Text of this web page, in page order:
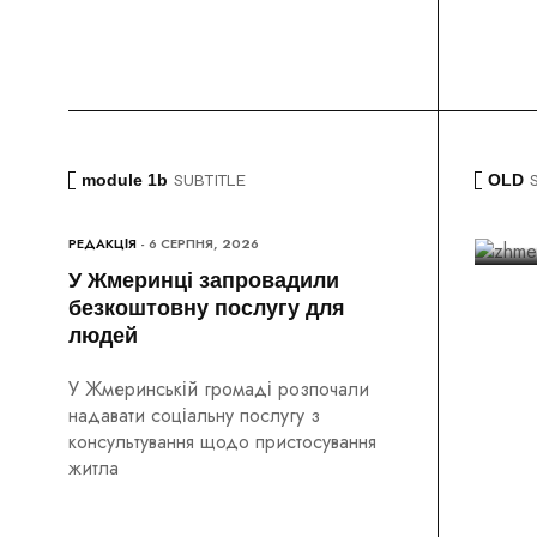
module 1b SUBTITLE
РЕДАКЦІЯ - 6 СЕРПНЯ, 2026
У Жмеринці запровадили
безкоштовну послугу для
людей
У Жмеринській громаді розпочали
надавати соціальну послугу з
консультування щодо пристосування
житла
OLD